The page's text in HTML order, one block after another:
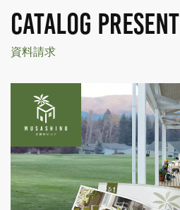
CATALOG PRESENT
資料請求